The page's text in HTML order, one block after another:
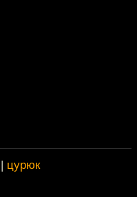
| цурюк